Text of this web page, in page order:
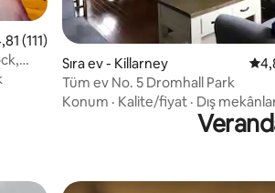
ortalama 4,81 puan, 111
(111)
Sıra ev - Killarney 5
Tüm ev No. 5 Dromhall Park
Konum · Kalite/fiyat · Dış